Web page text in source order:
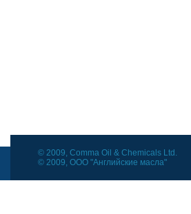
© 2009, Comma Oil & Chemicals Ltd.
© 2009, ООО "Английские масла"